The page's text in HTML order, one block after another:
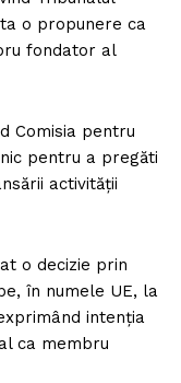
o propunere ca
fondator al
Comisia pentru
pentru a pregăti
activității
o decizie prin
în numele UE, la
intenția
ca membru